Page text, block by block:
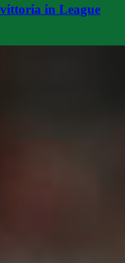
vittoria in League